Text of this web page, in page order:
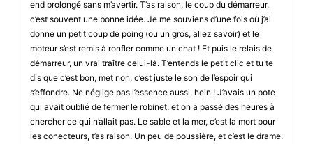
end prolongé sans m’avertir. T’as raison, le coup du démarreur,
c’est souvent une bonne idée. Je me souviens d’une fois où j’ai
donne un petit coup de poing (ou un gros, allez savoir) et le
moteur s’est remis à ronfler comme un chat ! Et puis le relais de
démarreur, un vrai traître celui-là. T’entends le petit clic et tu te
dis que c’est bon, met non, c’est juste le son de l’espoir qui
s’effondre. Ne néglige pas l’essence aussi, hein ! J’avais un pote
qui avait oublié de fermer le robinet, et on a passé des heures à
chercher ce qui n’allait pas. Le sable et la mer, c’est la mort pour
les conecteurs, t’as raison. Un peu de poussière, et c’est le drame.